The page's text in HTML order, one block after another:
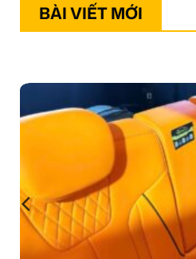
BÀI VIẾT MỚI